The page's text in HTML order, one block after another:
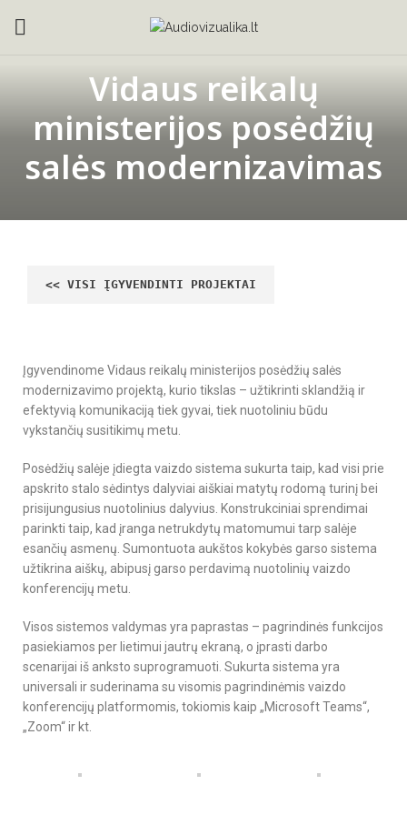
Vidaus reikalų
ministerijos posėdžių
salės modernizavimas
Įgyvendinome Vidaus reikalų ministerijos posėdžių salės
modernizavimo projektą, kurio tikslas – užtikrinti sklandžią ir
efektyvią komunikaciją tiek gyvai, tiek nuotoliniu būdu
vykstančių susitikimų metu.
Posėdžių salėje įdiegta vaizdo sistema sukurta taip, kad visi prie
apskrito stalo sėdintys dalyviai aiškiai matytų rodomą turinį bei
prisijungusius nuotolinius dalyvius. Konstrukciniai sprendimai
parinkti taip, kad įranga netrukdytų matomumui tarp salėje
esančių asmenų. Sumontuota aukštos kokybės garso sistema
užtikrina aiškų, abipusį garso perdavimą nuotolinių vaizdo
konferencijų metu.
Visos sistemos valdymas yra paprastas – pagrindinės funkcijos
pasiekiamos per lietimui jautrų ekraną, o įprasti darbo
scenarijai iš anksto suprogramuoti. Sukurta sistema yra
universali ir suderinama su visomis pagrindinėmis vaizdo
konferencijų platformomis, tokiomis kaip „Microsoft Teams“,
„Zoom“ ir kt.